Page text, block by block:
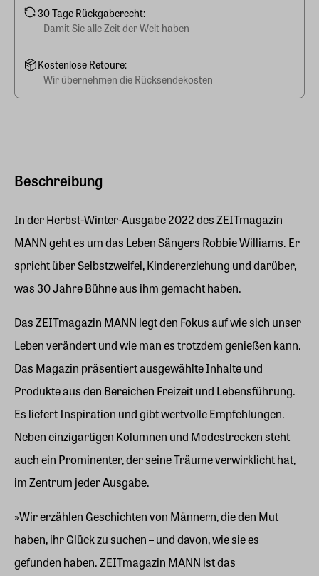
Beschreibung
In der Herbst-Winter-Ausgabe 2022 des ZEITmagazin
MANN geht es um das Leben Sängers Robbie Williams. Er
spricht über Selbstzweifel, Kindererziehung und darüber,
was 30 Jahre Bühne aus ihm gemacht haben.
Das ZEITmagazin MANN legt den Fokus auf wie sich unser
Leben verändert und wie man es trotzdem genießen kann.
Das Magazin präsentiert ausgewählte Inhalte und
Produkte aus den Bereichen Freizeit und Lebensführung.
Es liefert Inspiration und gibt wertvolle Empfehlungen.
Neben einzigartigen Kolumnen und Modestrecken steht
auch ein Prominenter, der seine Träume verwirklicht hat,
im Zentrum jeder Ausgabe.
»Wir erzählen Geschichten von Männern, die den Mut
haben, ihr Glück zu suchen – und davon, wie sie es
gefunden haben. ZEITmagazin MANN ist das
30 Tage Rückgaberecht:
Damit Sie alle Zeit der Welt haben
Kostenlose Retoure:
Wir übernehmen die Rücksendekosten